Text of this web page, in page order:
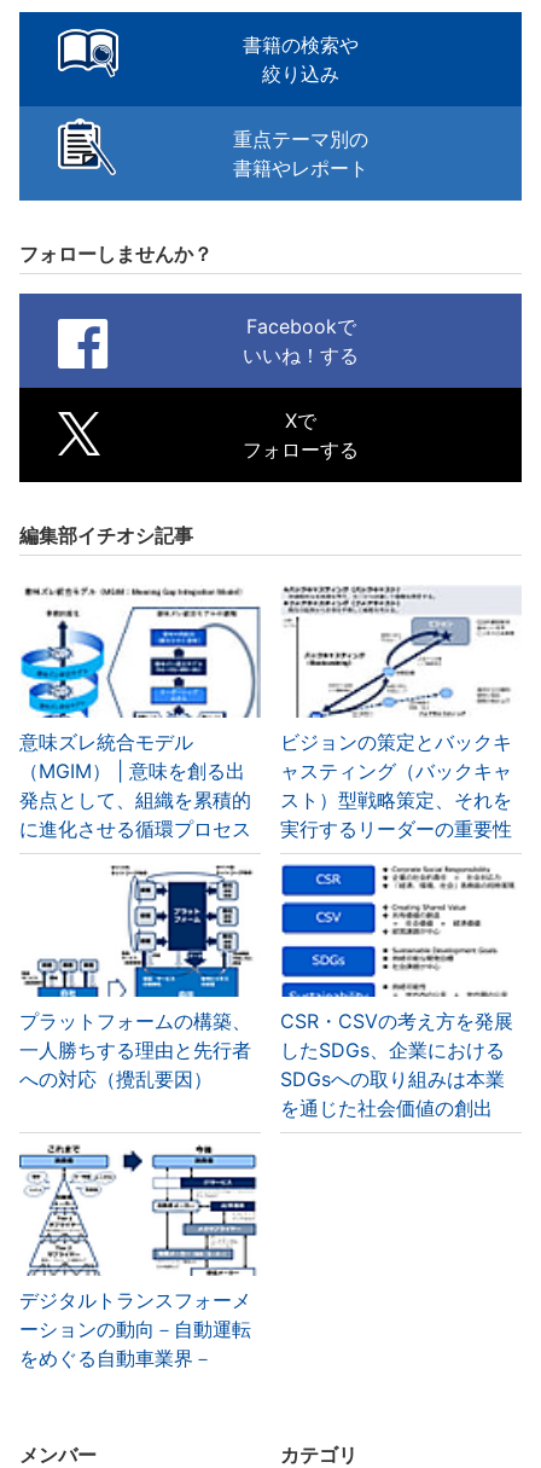
書籍の検索や
絞り込み
重点テーマ別の
書籍やレポート
フォローしませんか？
Facebookで
いいね！する
Xで
フォローする
編集部イチオシ記事
意味ズレ統合モデル
（MGIM） | 意味を創る出
発点として、組織を累積的
に進化させる循環プロセス
ビジョンの策定とバックキ
ャスティング（バックキャ
スト）型戦略策定、それを
実行するリーダーの重要性
プラットフォームの構築、
一人勝ちする理由と先行者
への対応（攪乱要因）
CSR・CSVの考え方を発展
したSDGs、企業における
SDGsへの取り組みは本業
を通じた社会価値の創出
デジタルトランスフォーメ
ーションの動向－自動運転
をめぐる自動車業界－
メンバー カテゴリ